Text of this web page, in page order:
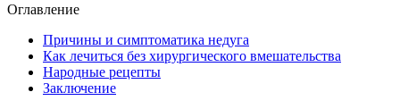
Оглавление
Причины и симптоматика недуга
Как лечиться без хирургического вмешательства
Народные рецепты
Заключение